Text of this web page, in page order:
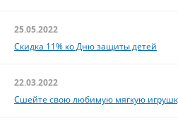
25.05.2022
Скидка 11% ко Дню защиты детей
22.03.2022
Сшейте свою любимую мягкую